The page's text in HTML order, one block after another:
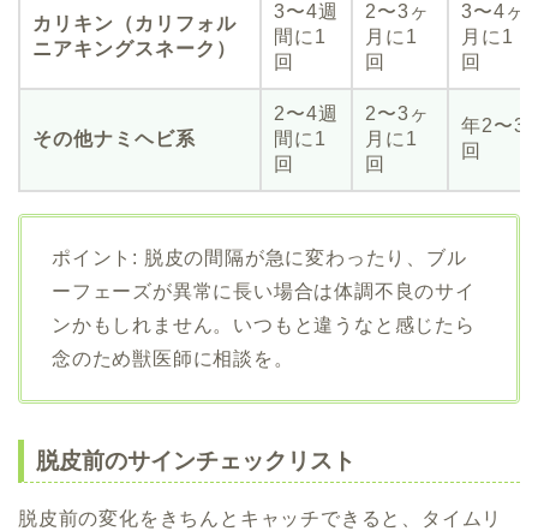
カリキン（カリフォル
ニアキングスネーク）
3〜4週
間に1
回
2〜3ヶ
月に1
回
3〜4ヶ
月に1
回
その他ナミヘビ系
2〜4週
間に1
回
2〜3ヶ
月に1
回
年2〜3
回
ポイント: 脱皮の間隔が急に変わったり、ブル
ーフェーズが異常に長い場合は体調不良のサイ
ンかもしれません。いつもと違うなと感じたら
念のため獣医師に相談を。
脱皮前のサインチェックリスト
脱皮前の変化をきちんとキャッチできると、タイムリ